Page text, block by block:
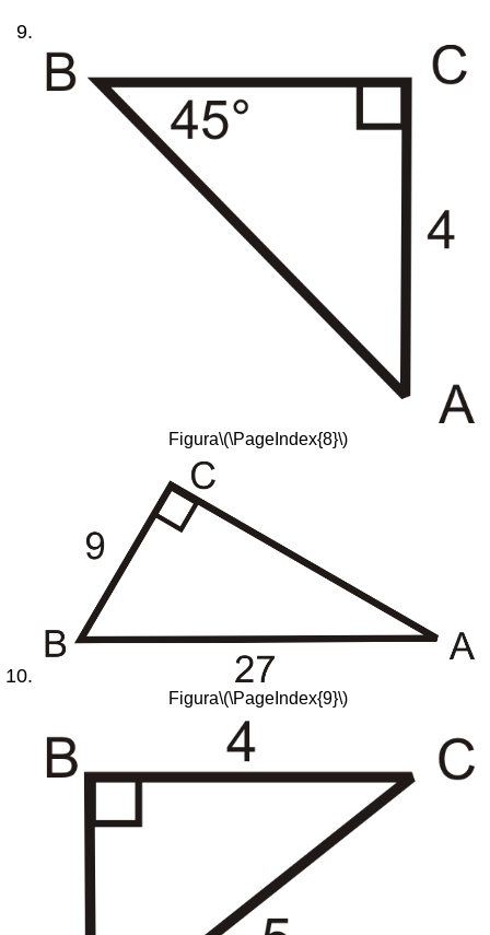
Figura\(\PageIndex{8}\)
Figura\(\PageIndex{9}\)